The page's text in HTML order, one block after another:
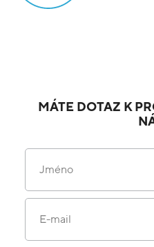
MÁTE DOTAZ K
Jméno
E-mail